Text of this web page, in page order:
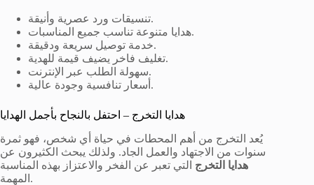
تنسيقات ورد عصرية وأنيقة.
هدايا متنوعة تناسب جميع المناسبات.
خدمة توصيل سريعة ودقيقة.
تغليف فاخر يضيف قيمة للهدية.
سهولة الطلب عبر الإنترنت.
أسعار تنافسية وجودة عالية.
هدايا التخرج – احتفل بالنجاح بأجمل الهدايا
يُعد التخرج من أهم المحطات في حياة أي شخص، فهو ثمرة
سنوات من الاجتهاد والعمل الجاد. ولذلك يبحث الكثيرون عن
هدايا التخرج التي تعبر عن الفخر والاعتزاز بهذه المناسبة
المهمة.